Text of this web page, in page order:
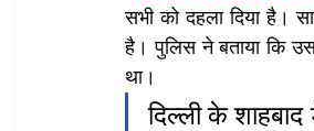
सभी को दहला दिया है।
है। पुलिस ने बताया कि
था।
दिल्ली के